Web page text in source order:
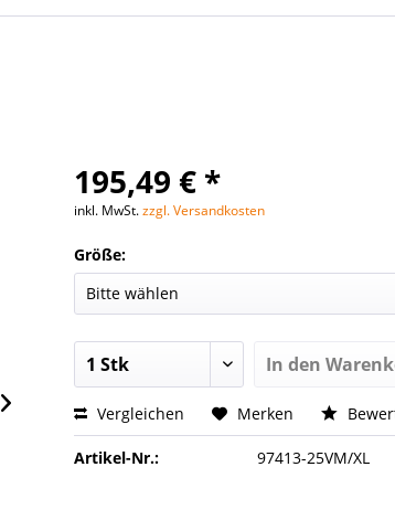
195,49 € *
inkl. MwSt.zzgl. Versandkosten
Größe:
In den
Vergleichen Merken
Artikel-Nr.: 97413-25VM/XL